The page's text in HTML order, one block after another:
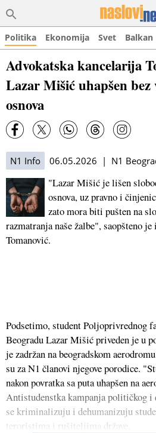
Politika Ekonomija Svet Balkan
Advokatska kancelarija
Lazar Mišić uhapšen
osnova
N1 Info 06.05.2026 | N1
"Lazar Mišić je lišen
osnova, uz pravno i
zato mora biti pušten na
razmatranja naše žalbe", saopšteno
Tomanović.
Podsetimo, student Poljoprivrednog
Beogradu Lazar Mišić priveden je u
je zadržan na beogradskom
su za N1 članovi njegove porodice.
nakon povratka sa puta uhapšen na
Antistudenstka kampanja političkog i
se kriminalizuju i dehumanizuju
teroristima i rušiteljima države,